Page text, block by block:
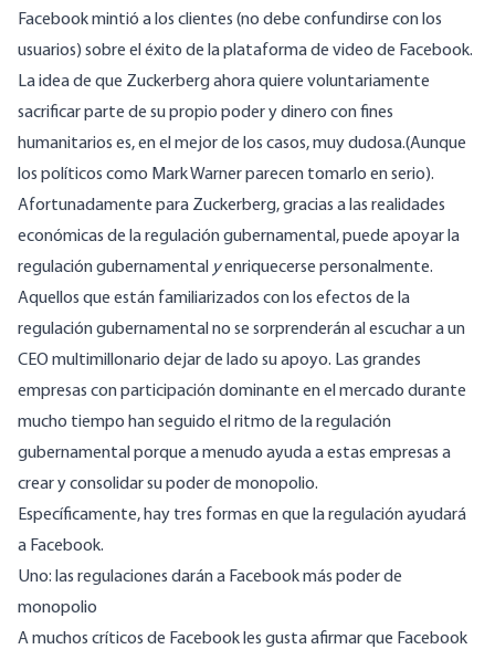
Facebookmintió a los clientes (no debe confundirse con los
usuarios) sobre el éxito de la plataforma de video de Facebook.
La idea de que Zuckerberg ahora quiere voluntariamente
sacrificar parte de su propio poder y dinero con fines
humanitarios es, en el mejor de los casos, muy dudosa.(Aunque
los políticos como Mark Warnerparecen tomarlo en serio).
Afortunadamente para Zuckerberg, gracias a las realidades
económicas de la regulación gubernamental, puede apoyar la
regulación gubernamental yenriquecerse personalmente.
Aquellos que están familiarizados con los efectos de la
regulación gubernamental no se sorprenderán al escuchar a un
CEO multimillonario dejar de lado su apoyo. Las grandes
empresas con participación dominante en el mercado durante
mucho tiempo han seguido el ritmo de la regulación
gubernamental porque a menudo ayuda a estas empresas a
crear y consolidar su poder de monopolio.
Específicamente, hay tres formas en que la regulación ayudará
a Facebook.
Uno: las regulaciones darán a Facebook más poder de
monopolio
A muchos críticos de Facebook les gusta afirmar que Facebook